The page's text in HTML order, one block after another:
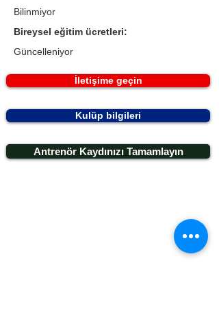
Bilinmiyor
Bireysel eğitim ücretleri:
Güncelleniyor
İletişime geçin
Kulüp bilgileri
Antrenör Kaydınızı Tamamlayın